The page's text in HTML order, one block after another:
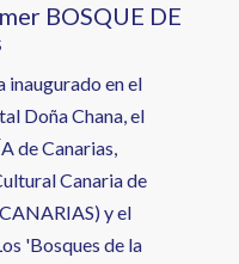
BOSQUE DE
inaugurado en el
Doña Chana, el
de Canarias,
Canaria de
y el
'Bosques de la